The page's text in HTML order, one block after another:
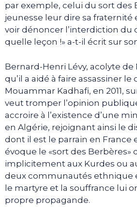
par exemple, celui du sort des
jeunesse leur dire sa fraternité
voir dénoncer l’interdiction du
quelle leçon !» a-t-il écrit sur
Bernard-Henri Lévy, acolyte de
qu’il a aidé à faire assassiner
Mouammar Kadhafi, en 2011,
veut tromper l’opinion
accroire à l’existence d’une
en Algérie, rejoignant ainsi le
dont il est le parrain en France
évoque le «sort des Berbères»
implicitement aux Kurdes ou
deux communautés ethnique
le martyre et la souffrance lui
propre propagande.